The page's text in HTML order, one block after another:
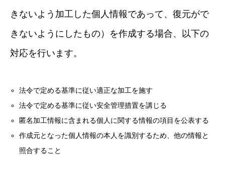
きないよう加工した個人情報であって、復元がで
きないようにしたもの）を作成する場合、以下の
対応を行います。
法令で定める基準に従い適正な加工を施す
法令で定める基準に従い安全管理措置を講じる
匿名加工情報に含まれる個人に関する情報の項目を公表する
作成元となった個人情報の本人を識別するため、他の情報と
照合すること